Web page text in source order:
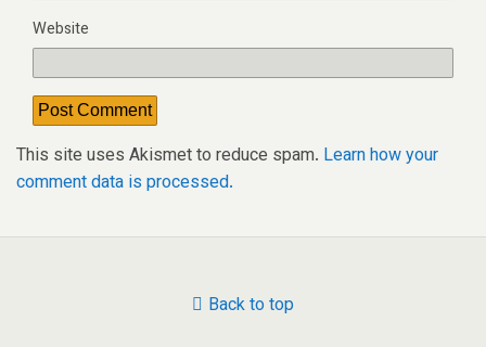
Website
This site uses Akismet to reduce spam. Learn how your
comment data is processed.
Back to top